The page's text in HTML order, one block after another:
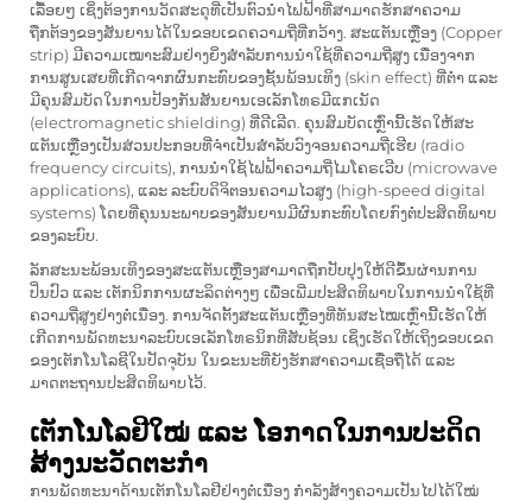
ເລື້ອຍໆ ເຊິ່ງຕ້ອງການວັດສະດຸທີ່ເປັນຕົວນຳໄຟຟ້າທີ່ສາມາດຮັກສາຄວາມ
ຖືກຕ້ອງຂອງສັນຍານໄດ້ໃນຂອບເຂດຄວາມຖີ່ທີ່ກວ້າງ. ສະແຕັນເຫຼືອງ (Copper
strip) ມີຄວາມເໝາະສົມຢ່າງຍິ່ງສຳລັບການນຳໃຊ້ທີ່ຄວາມຖີ່ສູງ ເນື່ອງຈາກ
ການສູນເສຍທີ່ເກີດຈາກຜົນກະທົບຂອງຊັ້ນພ້ອນເທິງ (skin effect) ທີ່ຕ່ຳ ແລະ
ມີຄຸນສົມບັດໃນການປ້ອງກັນສັນຍານເອເລັກໂທຣມີແກເນັດ
(electromagnetic shielding) ທີ່ດີເລີດ. ຄຸນສົມບັດເຫຼົ່ານີ້ເຮັດໃຫ້ສະ
ແຕັນເຫຼືອງເປັນສ່ວນປະກອບທີ່ຈຳເປັນສຳລັບວົງຈອນຄວາມຖີ່ເຮີຍ (radio
frequency circuits), ການນຳໃຊ້ໄຟຟ້າຄວາມຖີ່ໄມໂຄຣເວີບ (microwave
applications), ແລະ ລະບົບດິຈິຕອນຄວາມໄວສູງ (high-speed digital
systems) ໂດຍທີ່ຄຸນນະພາບຂອງສັນຍານມີຜົນກະທົບໂດຍກົງຕໍ່ປະສິດທິພາບ
ຂອງລະບົບ.
ລັກສະນະພ້ອນເທິງຂອງສະແຕັນເຫຼືອງສາມາດຖືກປັບປຸງໃຫ້ດີຂຶ້ນຜ່ານການ
ປິ່ນປົວ ແລະ ເຕັກນິກການຜະລິດຕ່າງໆ ເພື່ອເພີ່ມປະສິດທິພາບໃນການນຳໃຊ້ທີ່
ຄວາມຖີ່ສູງຢ່າງຕໍ່ເນື່ອງ. ການຈັດຕັ້ງສະແຕັນເຫຼືອງທີ່ທັນສະໄໝເຫຼົ່ານີ້ເຮັດໃຫ້
ເກີດການພັດທະນາລະບົບເອເລັກໂທຣນິກທີ່ສັບຊ້ອນ ເຊິ່ງເຮັດໃຫ້ເຖິງຂອບເຂດ
ຂອງເຕັກໂນໂລຊີໃນປັດຈຸບັນ ໃນຂະນະທີ່ຍັງຮັກສາຄວາມເຊື່ອຖືໄດ້ ແລະ
ມາດຕະຖານປະສິດທິພາບໄວ້.
ເຕັກໂນໂລຢີໃໝ່ ແລະ ໂອກາດໃນການປະດິດ
ສ້າງນະວັດຕະກໍາ
ການພັດທະນາດ້ານເຕັກໂນໂລຢີຢ່າງຕໍ່ເນື່ອງ ກຳລັງສ້າງຄວາມເປັນໄປໄດ້ໃໝ່